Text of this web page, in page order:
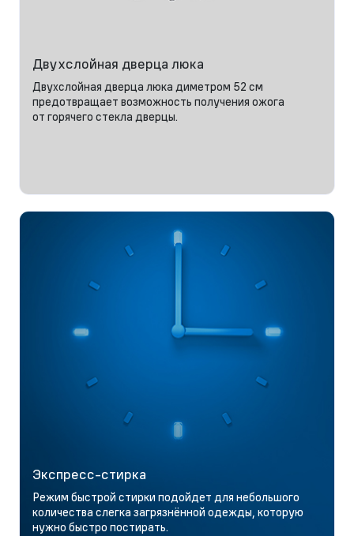
Двухслойная дверца люка
Двухслойная дверца люка диметром 52 см
предотвращает возможность получения ожога
от горячего стекла дверцы.
Экспресс-стирка
Режим быстрой стирки подойдет для небольшого
количества слегка загрязнённой одежды, которую
нужно быстро постирать.